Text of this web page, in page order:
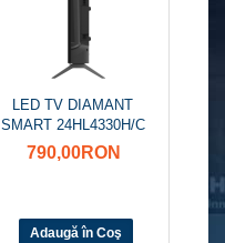
LED TV DIAMANT
SMART 24HL4330H/C
790,00RON